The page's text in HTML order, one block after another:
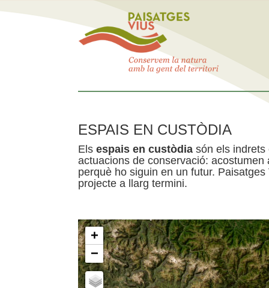
ESPAIS EN CUSTÒDIA
Els espais en custòdia són els indrets
actuacions de conservació:
perquè ho siguin en un futur.
projecte a llarg termini.
+
−